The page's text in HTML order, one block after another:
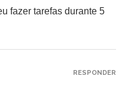
fazer tarefas durante 5
RESPONDER